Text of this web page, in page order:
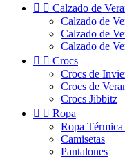
  Calzado de
Calzado de
Calzado de
Calzado de
  Crocs
Crocs de
Crocs de
Crocs Jibbitz
  Ropa
Ropa
Camisetas
Pantalones